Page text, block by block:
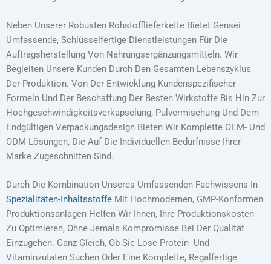
Neben Unserer Robusten Rohstofflieferkette Bietet Gensei
Umfassende, Schlüsselfertige Dienstleistungen Für Die
Auftragsherstellung Von Nahrungsergänzungsmitteln. Wir
Begleiten Unsere Kunden Durch Den Gesamten Lebenszyklus
Der Produktion. Von Der Entwicklung Kundenspezifischer
Formeln Und Der Beschaffung Der Besten Wirkstoffe Bis Hin Zur
Hochgeschwindigkeitsverkapselung, Pulvermischung Und Dem
Endgültigen Verpackungsdesign Bieten Wir Komplette OEM- Und
ODM-Lösungen, Die Auf Die Individuellen Bedürfnisse Ihrer
Marke Zugeschnitten Sind.
Durch Die Kombination Unseres Umfassenden Fachwissens In
Spezialitäten-Inhaltsstoffe Mit Hochmodernen, GMP-Konformen
Produktionsanlagen Helfen Wir Ihnen, Ihre Produktionskosten
Zu Optimieren, Ohne Jemals Kompromisse Bei Der Qualität
Einzugehen. Ganz Gleich, Ob Sie Lose Protein- Und
Vitaminzutaten Suchen Oder Eine Komplette, Regalfertige